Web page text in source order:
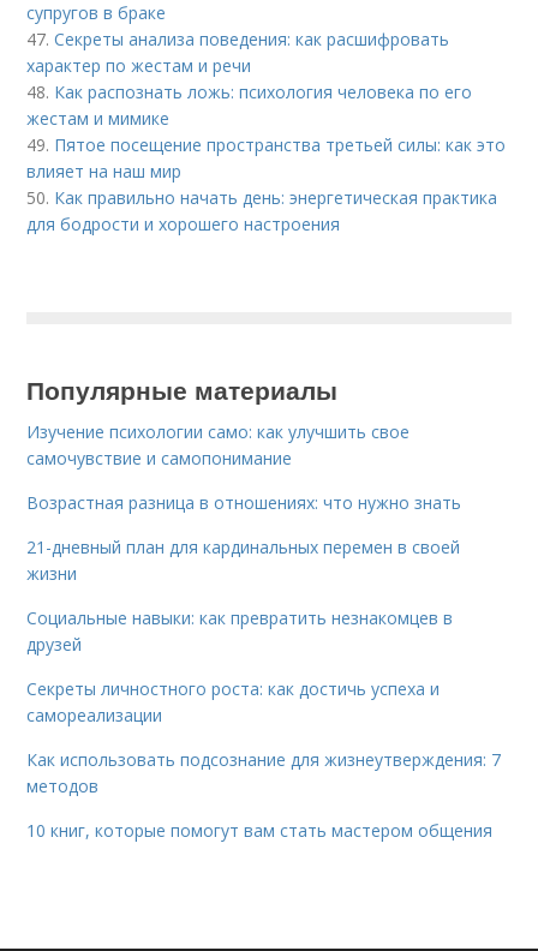
супругов в браке
47.Секреты анализа поведения: как расшифровать
характер по жестам и речи
48. Как распознать ложь: психология человека по его
жестам и мимике
49. Пятое посещение пространства третьей силы: как это
влияет на наш мир
50. Как правильно начать день: энергетическая практика
для бодрости и хорошего настроения
Популярные материалы
Изучение психологии само: как улучшить свое
самочувствие и самопонимание
Возрастная разница в отношениях: что нужно знать
21-дневный план для кардинальных перемен в своей
жизни
Социальные навыки: как превратить незнакомцев в
друзей
Секреты личностного роста: как достичь успеха и
самореализации
Как использовать подсознание для жизнеутверждения: 7
методов
10 книг, которые помогут вам стать мастером общения